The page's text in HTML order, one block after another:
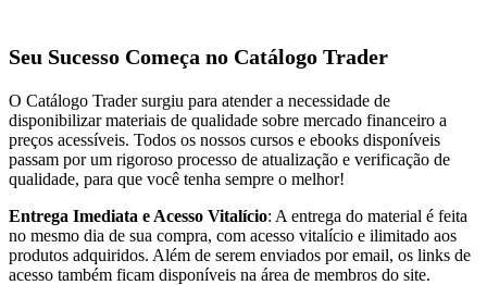
Seu Sucesso Começa no Catálogo Trader
O Catálogo Trader surgiu para atender a necessidade de
disponibilizar materiais de qualidade sobre mercado financeiro a
preços acessíveis. Todos os nossos cursos e ebooks disponíveis
passam por um rigoroso processo de atualização e verificação de
qualidade, para que você tenha sempre o melhor!
Entrega Imediata e Acesso Vitalício: A entrega do material é feita
no mesmo dia de sua compra, com acesso vitalício e ilimitado aos
produtos adquiridos. Além de serem enviados por email, os links de
acesso também ficam disponíveis na área de membros do site.